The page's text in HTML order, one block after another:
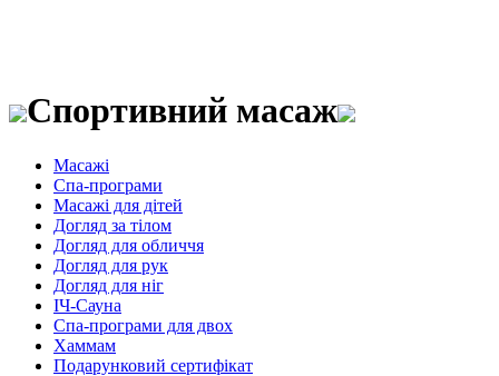
Спортивний масаж
Масажі
Спа-програми
Масажі для дітей
Догляд за тілом
Догляд для обличчя
Догляд для рук
Догляд для ніг
ІЧ-Сауна
Спа-програми для двох
Хаммам
Подарунковий сертифікат